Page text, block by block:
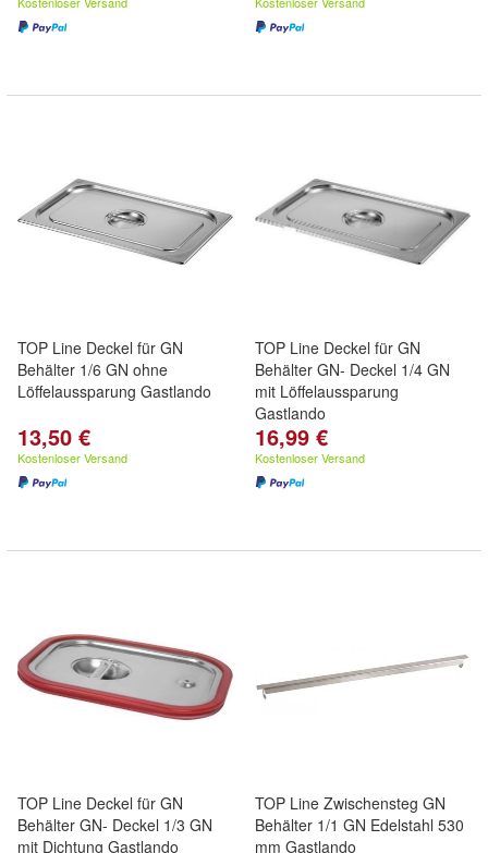
TOP Line Deckel für GN
Behälter 1/6 GN ohne
Löffelaussparung Gastlando
13,50 €
Kostenloser Versand
TOP Line Deckel für GN
Behälter GN- Deckel 1/4 GN
mit Löffelaussparung
Gastlando
16,99 €
Kostenloser Versand
TOP Line Deckel für GN
Behälter GN- Deckel 1/3 GN
mit Dichtung Gastlando
TOP Line Zwischensteg GN
Behälter 1/1 GN Edelstahl 530
mm Gastlando